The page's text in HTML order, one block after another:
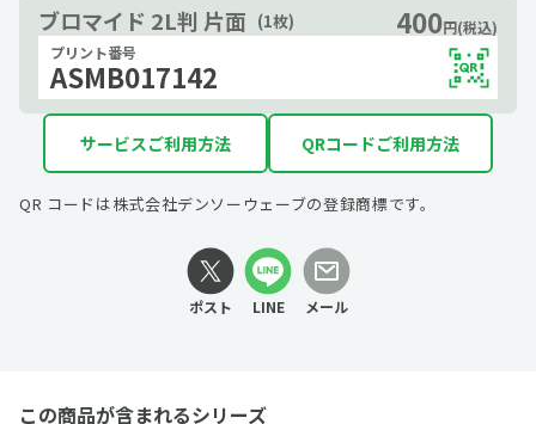
ブロマイド 2L判 片面 (1枚) 400円(税込)
プリント番号
ASMB017142
サービスご利用方法 QRコードご利用方法
QR コードは株式会社デンソーウェーブの登録商標です。
ポスト LINE メール
この商品が含まれるシリーズ